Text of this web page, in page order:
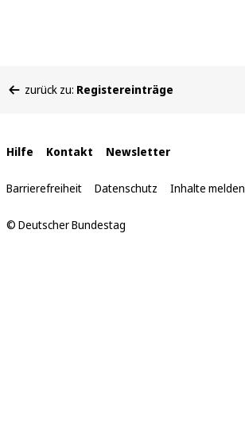
befinden
zurück zu: Registereinträge
Interne
Links
Hilfe Kontakt Newsletter
Barrierefreiheit Datenschutz Inhalte melden
© Deutscher Bundestag